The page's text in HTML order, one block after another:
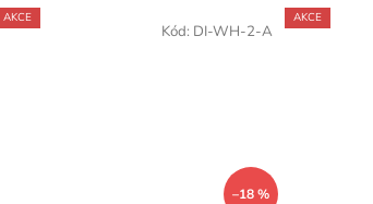
AKCE
–18 %
Kód: DI-WH-2-A
AKCE